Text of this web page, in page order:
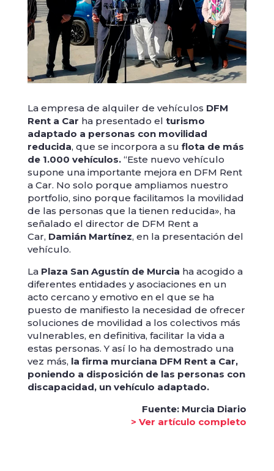
La empresa de alquiler de vehículos DFM
Rent a Car ha presentado el turismo
adaptado a personas con movilidad
reducida, que se incorpora a su flota de más
de 1.000 vehículos.“Este nuevo vehículo
supone una importante mejora en DFM Rent
a Car. No solo porque ampliamos nuestro
portfolio, sino porque facilitamos la movilidad
de las personas que la tienen reducida», ha
señalado el director de DFM Rent a
Car, Damián Martínez, en la presentación del
vehículo.
La Plaza San Agustín de Murcia ha acogido a
diferentes entidades y asociaciones en un
acto cercano y emotivo en el que se ha
puesto de manifiesto la necesidad de ofrecer
soluciones de movilidad a los colectivos más
vulnerables, en definitiva, facilitar la vida a
estas personas. Y así lo ha demostrado una
vez más, la firma murciana DFM Rent a Car,
poniendo a disposición de las personas con
discapacidad, un vehículo adaptado.
Fuente: Murcia Diario
> Ver artículo completo